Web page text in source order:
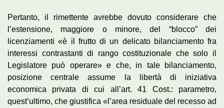
Pertanto, il rimettente avrebbe dovuto considerare che
l’estensione, maggiore o minore, del “blocco” dei
licenziamenti «è il frutto di un delicato bilanciamento fra
interessi contrastanti di rango costituzionale che solo il
Legislatore può operare» e che, in tale bilanciamento,
posizione centrale assume la libertà di iniziativa
economica privata di cui all’art. 41 Cost.: parametro,
quest’ultimo, che giustifica «l’area residuale del recesso ad